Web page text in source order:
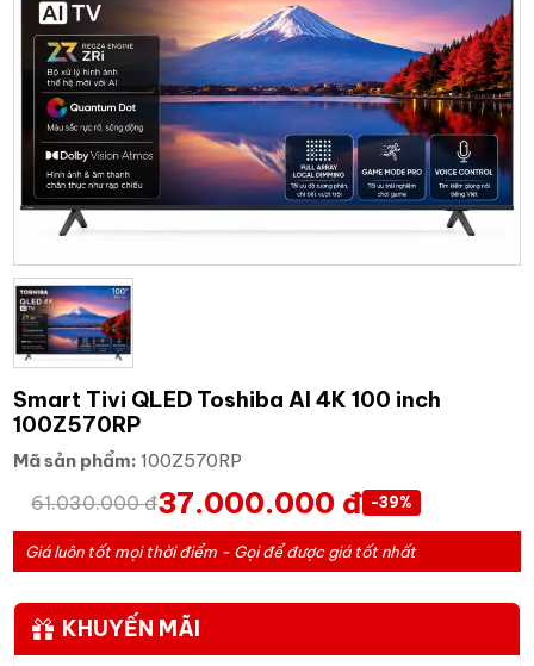
Smart Tivi QLED Toshiba AI 4K 100 inch
100Z570RP
Mã sản phẩm:100Z570RP
61.030.000 đ37.000.000 đ -39%
Giá luôn tốt mọi thời điểm - Gọi để được giá tốt nhất
KHUYẾN MÃI